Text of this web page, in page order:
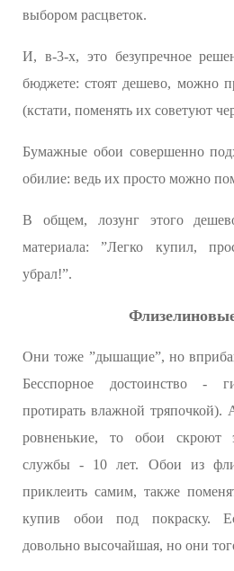
выбором расцветок.
И, в-3-х, это безупречное
бюджете: стоят дешево, можно
(кстати, поменять их советуют
Бумажные обои совершенно
обилие: ведь их просто можно
В общем, лозунг этого
материала: ”Легко купил,
убрал!”.
Они тоже ”дышащие”, но
Бесспорное достоинство -
протирать влажной тряпочкой).
ровненькие, то обои скроют
службы - 10 лет. Обои из
приклеить самим, также
купив обои под покраску.
довольно высочайшая, но они